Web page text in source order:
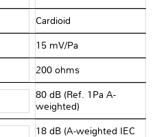
Cardioid
15 mV/Pa
200 ohms
80 dB (Ref. 1Pa A-
weighted)
18 dB (A-weighted IEC